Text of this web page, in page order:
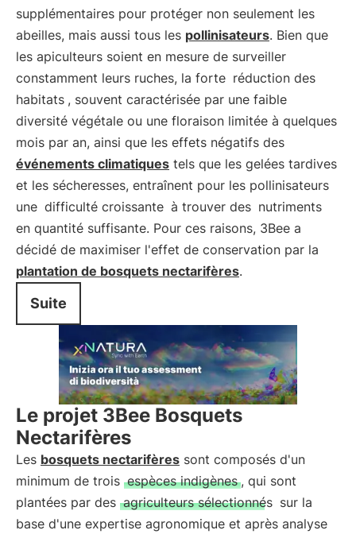
supplémentaires pour protéger non seulement les
abeilles, mais aussi tous les pollinisateurs. Bien que
les apiculteurs soient en mesure de surveiller
constamment leurs ruches, la forte réduction des
habitats , souvent caractérisée par une faible
diversité végétale ou une floraison limitée à quelques
mois par an, ainsi que les effets négatifs des
événements climatiques tels que les gelées tardives
et les sécheresses, entraînent pour les pollinisateurs
une difficulté croissante à trouver des nutriments
en quantité suffisante. Pour ces raisons, 3Bee a
décidé de maximiser l'effet de conservation par la
plantation de bosquets nectarifères.
Suite
Le projet 3Bee Bosquets
Nectarifères
Les bosquets nectarifères sont composés d'un
minimum de trois espèces indigènes , qui sont
plantées par des agriculteurs sélectionnés sur la
base d'une expertise agronomique et après analyse